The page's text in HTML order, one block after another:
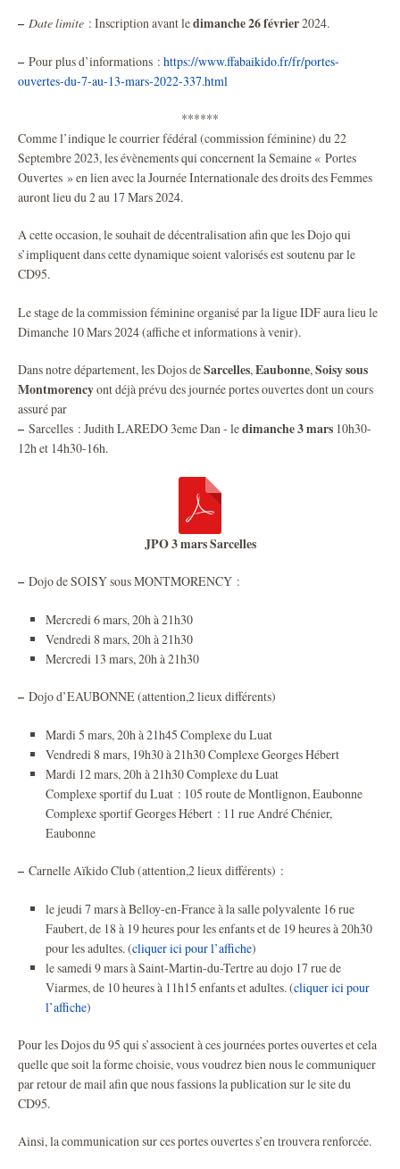
– Date limite : Inscription avant ledimanche 26 février2024.
– Pour plus d’informations : https://www.ffabaikido.fr/fr/portes-
ouvertes-du-7-au-13-mars-2022-337.html
******
Comme l’indique le courrier fédéral (commission féminine) du 22
Septembre 2023, les évènements qui concernent la Semaine « Portes
Ouvertes » en lien avec la Journée Internationale des droits des Femmes
auront lieu du 2 au 17 Mars 2024.
A cette occasion, le souhait de décentralisation afin que les Dojo qui
s’impliquent dans cette dynamique soient valorisés est soutenu par le
CD95.
Le stage de la commission féminine organisé par la ligue IDF aura lieu le
Dimanche 10 Mars 2024 (affiche et informations à venir).
Dans notre département, les Dojos deSarcelles,Eaubonne,Soisy sous
Montmorencyont déjà prévu des journée portes ouvertes dont un cours
assuré par
– Sarcelles : Judith LAREDO 3eme Dan - ledimanche 3 mars 10h30-
12h et 14h30-16h.
JPO 3 mars Sarcelles
– Dojo de SOISY sous MONTMORENCY :
Mercredi 6 mars, 20h à 21h30
Vendredi 8 mars, 20h à 21h30
Mercredi 13 mars, 20h à 21h30
– Dojo d’EAUBONNE (attention,2 lieux différents)
Mardi 5 mars, 20h à 21h45 Complexe du Luat
Vendredi 8 mars, 19h30 à 21h30 Complexe Georges Hébert
Mardi 12 mars, 20h à 21h30 Complexe du Luat
Complexe sportif du Luat : 105 route de Montlignon, Eaubonne
Complexe sportif Georges Hébert : 11 rue André Chénier,
Eaubonne
– Carnelle Aïkido Club (attention,2 lieux différents) :
le jeudi 7 mars à Belloy-en-France à la salle polyvalente 16 rue
Faubert, de 18 à 19 heures pour les enfants et de 19 heures à 20h30
pour les adultes. (cliquer ici pour l’affiche)
le samedi 9 mars à Saint-Martin-du-Tertre au dojo 17 rue de
Viarmes, de 10 heures à 11h15 enfants et adultes. (cliquer ici pour
l’affiche)
Pour les Dojos du 95 qui s’associent à ces journées portes ouvertes et cela
quelle que soit la forme choisie, vous voudrez bien nous le communiquer
par retour de mail afin que nous fassions la publication sur le site du
CD95.
Ainsi, la communication sur ces portes ouvertes s’en trouvera renforcée.